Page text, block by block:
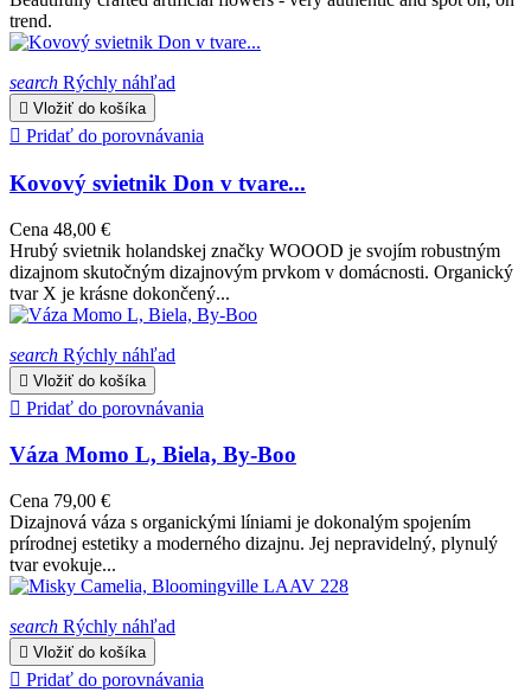
trend.
search Rýchly náhľad
 Vložiť do košíka
 Pridať do porovnávania
Kovový svietnik Don v tvare...
Cena 48,00 €
Hrubý svietnik holandskej značky WOOOD je svojím robustným
dizajnom skutočným dizajnovým prvkom v domácnosti. Organický
tvar X je krásne dokončený...
search Rýchly náhľad
 Vložiť do košíka
 Pridať do porovnávania
Váza Momo L, Biela, By-Boo
Cena 79,00 €
Dizajnová váza s organickými líniami je dokonalým spojením
prírodnej estetiky a moderného dizajnu. Jej nepravidelný, plynulý
tvar evokuje...
search Rýchly náhľad
 Vložiť do košíka
 Pridať do porovnávania